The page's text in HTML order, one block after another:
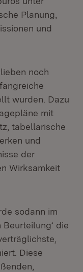
Planung,
und
noch
wurden. Dazu
mit
tabellarische
und
der
Wirksamkeit
sodann im
die
Diese